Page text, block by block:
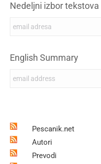
Nedeljni izbor tekstova
English Summary
Pescanik.net
Autori
Prevodi